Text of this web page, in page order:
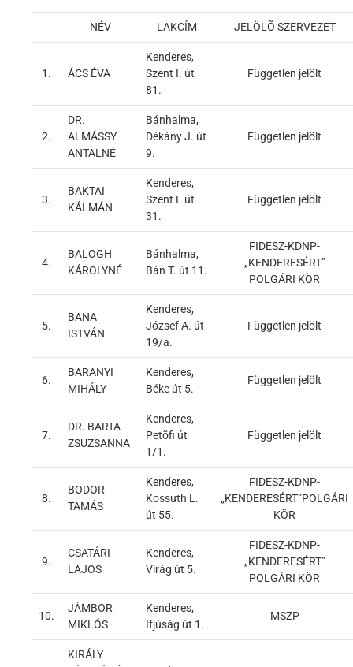
NÉV LAKCÍM JELÖLÕ SZERVEZET
1. ÁCS ÉVA
Kenderes,
Szent I. út
81.
Független jelölt
2.
DR.
ALMÁSSY
ANTALNÉ
Bánhalma,
Dékány J. út
9.
Független jelölt
3.
BAKTAI
KÁLMÁN
Kenderes,
Szent I. út
31.
Független jelölt
4.
BALOGH
KÁROLYNÉ
Bánhalma,
Bán T. út 11.
FIDESZ-KDNP-
„KENDERESÉRT”
POLGÁRI KÖR
5.
BANA
ISTVÁN
Kenderes,
József A. út
19/a.
Független jelölt
6.
BARANYI
MIHÁLY
Kenderes,
Béke út 5.
Független jelölt
7.
DR. BARTA
ZSUZSANNA
Kenderes,
Petõfi út
1/1.
Független jelölt
8.
BODOR
TAMÁS
Kenderes,
Kossuth L.
út 55.
FIDESZ-KDNP-
„KENDERESÉRT”POLGÁRI
KÖR
9.
CSATÁRI
LAJOS
Kenderes,
Virág út 5.
FIDESZ-KDNP-
„KENDERESÉRT”
POLGÁRI KÖR
10.
JÁMBOR
MIKLÓS
Kenderes,
Ifjúság út 1.
MSZP
KIRÁLY